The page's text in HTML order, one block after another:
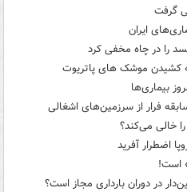
ایران
را در چاه مخفی کرد
کشیدن موشک های پاتریوت
بیماری‌ها
فرار از سرزمین‌های اشغالی
خالی می‌کند؟
اضطرار آفرید
است!
در دوران بارداری مجاز است؟